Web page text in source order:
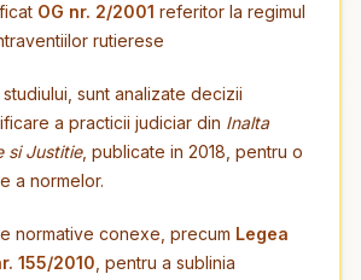
OG nr. 2/2001 referitor la regimul
rutierese
sunt analizate decizii
a practicii judiciar din Inalta
si Justitie, publicate in 2018, pentru o
a normelor.
normative conexe, precum Legea
155/2010 , pentru a sublinia